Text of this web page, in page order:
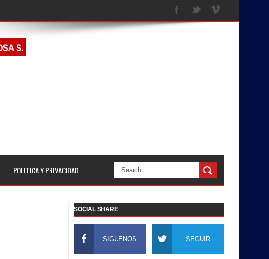
POLITICA Y PRIVACIDAD
SOCIAL SHARE
SIGUENOS SEGUIR